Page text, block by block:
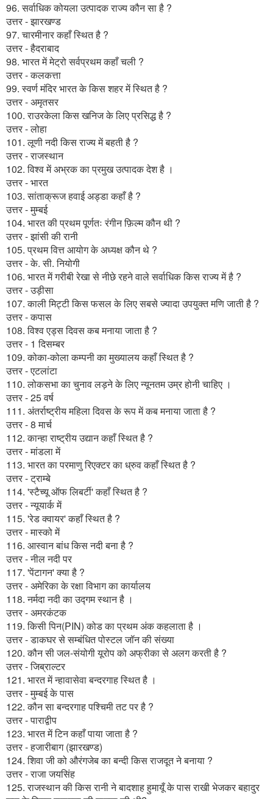
96. सर्वाधिक कोयला उत्पादक राज्य कौन सा है ?
उत्तर - झारखण्ड
97. चारमीनार कहाँ स्थित है ?
उत्तर - हैदराबाद
98. भारत में मेट्रो सर्वप्रथम कहाँ चली ?
उत्तर - कलकत्ता
99. स्वर्ण मंदिर भारत के किस शहर में स्थित है ?
उत्तर - अमृतसर
100. राउरकेला किस खनिज के लिए प्रसिद्ध है ?
उत्तर - लोहा
101. लूणी नदी किस राज्य में बहती है ?
उत्तर - राजस्थान
102. विश्व में अभ्रक का प्रमुख उत्पादक देश है ।
उत्तर - भारत
103. सांताक्रूज हवाई अड्डा कहाँ है ?
उत्तर - मुम्बई
104. भारत की प्रथम पूर्णतः रंगीन फ़िल्म कौन थी ?
उत्तर - झांसी की रानी
105. प्रथम वित्त आयोग के अध्यक्ष कौन थे ?
उत्तर - के. सी. नियोगी
106. भारत में गरीबी रेखा से नीछे रहने वाले सर्वाधिक किस राज्य में है ?
उत्तर - उड़ीसा
107. काली मिट्टी किस फसल के लिए सबसे ज्यादा उपयुक्त मणि जाती है ?
उत्तर - कपास
108. विश्व एड्स दिवस कब मनाया जाता है ?
उत्तर - 1 दिसम्बर
109. कोका-कोला कम्पनी का मुख्यालय कहाँ स्थित है ?
उत्तर - एटलांटा
110. लोकसभा का चुनाव लड़ने के लिए न्यूनतम उम्र होनी चाहिए ।
उत्तर - 25 वर्ष
111. अंतर्राष्ट्रीय महिला दिवस के रूप में कब मनाया जाता है ?
उत्तर - 8 मार्च
112. कान्हा राष्ट्रीय उद्यान कहाँ स्थित है ?
उत्तर - मांडला में
113. भारत का परमाणु रिएक्टर का ध्रुव कहाँ स्थित है ?
उत्तर - ट्राम्बे
114. 'स्टैच्यू ऑफ लिबर्टी' कहाँ स्थित है ?
उत्तर - न्यूयार्क में
115. 'रेड क्वायर' कहाँ स्थित है ?
उत्तर - मास्को में
116. आस्वान बांध किस नदी बना है ?
उत्तर - नील नदी पर
117. 'पेंटागन' क्या है ?
उत्तर - अमेरिका के रक्षा विभाग का कार्यालय
118. नर्मदा नदी का उद्गम स्थान है ।
उत्तर - अमरकंटक
119. किसी पिन(PIN) कोड का प्रथम अंक कहलाता है ।
उत्तर - डाकघर से सम्बंधित पोस्टल जॉन की संख्या
120. कौन सी जल-संयोगी यूरोप को अफ्रीका से अलग करती है ?
उत्तर - जिब्राल्टर
121. भारत में न्हावासेवा बन्दरगाह स्थित है ।
उत्तर - मुम्बई के पास
122. कौन सा बन्दरगाह पश्चिमी तट पर है ?
उत्तर - पाराद्वीप
123. भारत में टिन कहाँ पाया जाता है ?
उत्तर - हजारीबाग (झारखण्ड)
124. शिवा जी को औरंगजेब का बन्दी किस राजदूत ने बनाया ?
उत्तर - राजा जयसिंह
125. राजस्थान की किस रानी ने बादशाह हुमायूँ के पास राखी भेजकर बहादुर